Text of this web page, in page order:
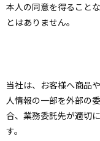
本人の同意を得ること
とはありません。
当社は、お客様へ商品
人情報の一部を外部の
合、業務委託先が適切
す。